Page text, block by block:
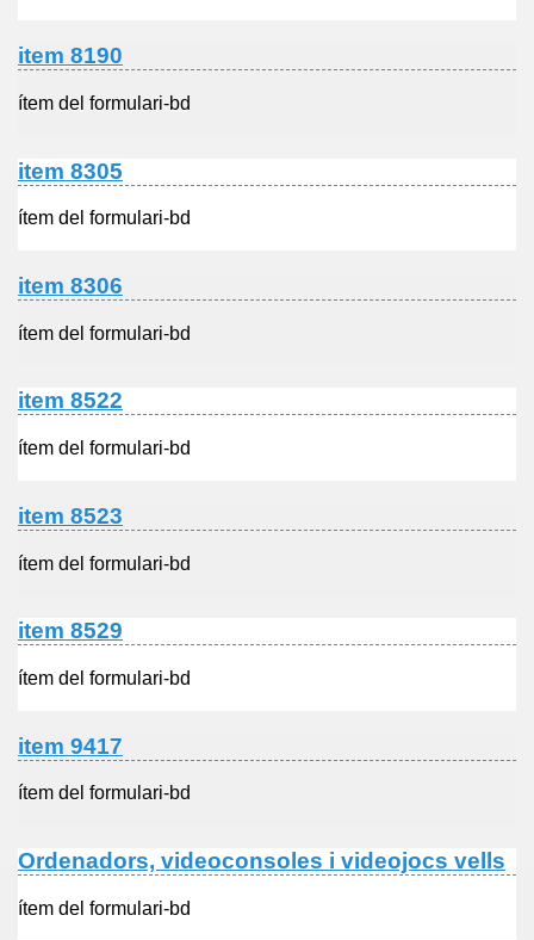
item 8190
ítem del formulari-bd
item 8305
ítem del formulari-bd
item 8306
ítem del formulari-bd
item 8522
ítem del formulari-bd
item 8523
ítem del formulari-bd
item 8529
ítem del formulari-bd
item 9417
ítem del formulari-bd
Ordenadors, videoconsoles i videojocs vells
ítem del formulari-bd